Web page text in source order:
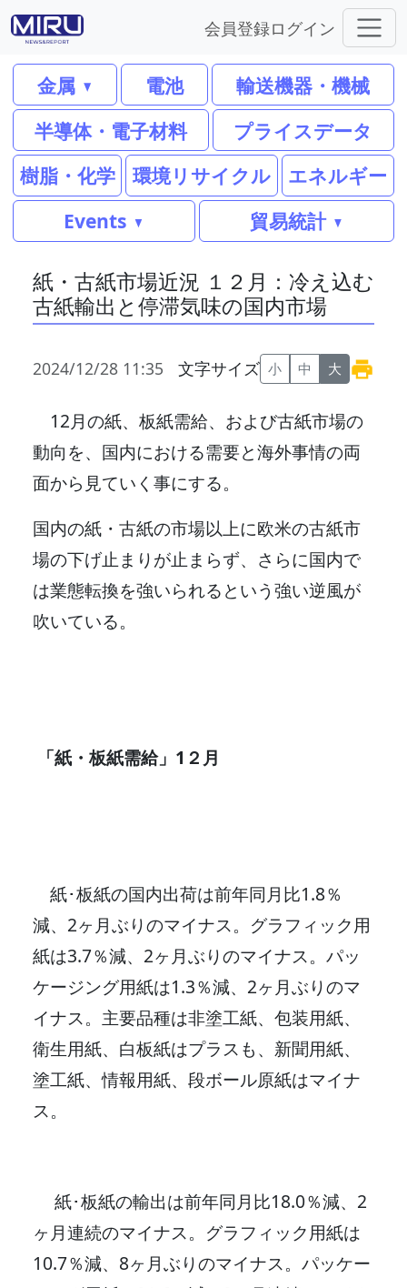
会員登録ログイン
金属 電池
輸送機器・機械
半導体・電子材料
プライスデータ
樹脂・化学
環境リサイクル
エネルギー
Events
貿易統計
紙・古紙市場近況 １２月：冷え込む
古紙輸出と停滞気味の国内市場
2024/12/28 11:35 文字サイズ 小 中 大
12月の紙、板紙需給、および古紙市場の
動向を、国内における需要と海外事情の両
面から見ていく事にする。
国内の紙・古紙の市場以上に欧米の古紙市
場の下げ止まりが止まらず、さらに国内で
は業態転換を強いられるという強い逆風が
吹いている。
「紙・板紙需給」1２月
紙･板紙の国内出荷は前年同月比1.8％
減、2ヶ月ぶりのマイナス。グラフィック用
紙は3.7％減、2ヶ月ぶりのマイナス。パッ
ケージング用紙は1.3％減、2ヶ月ぶりのマ
イナス。主要品種は非塗工紙、包装用紙、
衛生用紙、白板紙はプラスも、新聞用紙、
塗工紙、情報用紙、段ボール原紙はマイナ
ス。
紙･板紙の輸出は前年同月比18.0％減、2
ヶ月連続のマイナス。グラフィック用紙は
10.7％減、8ヶ月ぶりのマイナス。パッケー